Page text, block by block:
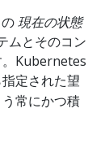
現在の状態
ムとそのコン
。Kubernetes
定された望
常にかつ積